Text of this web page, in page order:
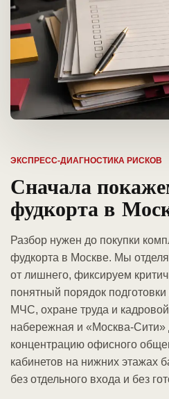
ЭКСПРЕСС-ДИАГНОСТИКА РИСКОВ
Сначала
фудкорта в
Разбор нужен до покупки
фудкорта в Москве. Мы
от лишнего, фиксируем
понятный порядок подготовки
МЧС, охране труда и
набережная и «Москва-Сити»
концентрацию офисного
кабинетов на нижних этажах
без отдельного входа и без